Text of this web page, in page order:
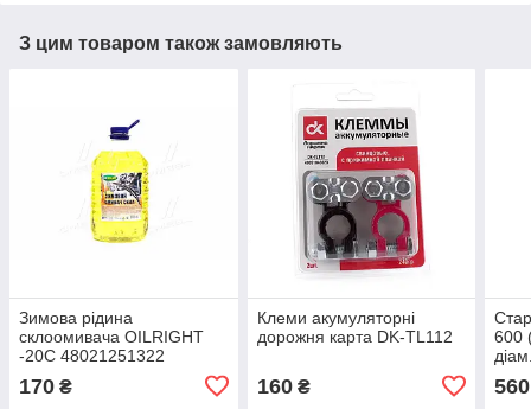
З цим товаром також замовляють
Зимова рідина
склоомивача OILRIGHT
-20C 48021251322
170 ₴
Клеми акумуляторні
дорожня карта DK-TL112
160₴
600
560